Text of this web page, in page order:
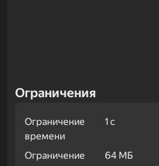
Ограничения
Ограничение
времени
1 с
Ограничение
64 МБ